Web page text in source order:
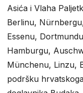
Asića i Vlaha
Berlinu,
Essenu,
Hamburgu,
Münchenu, Linzu,
podršku